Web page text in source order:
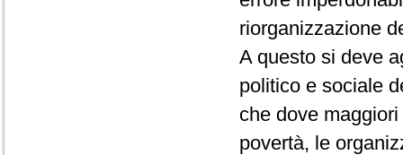
riorganizzazione
A questo si deve
politico e sociale
che dove
povertà, le